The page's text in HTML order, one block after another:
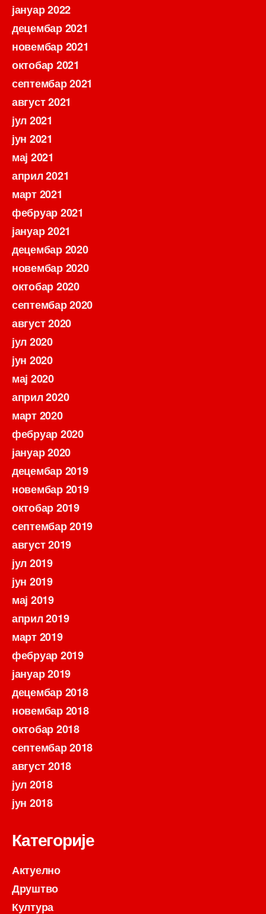
јануар 2022
децембар 2021
новембар 2021
октобар 2021
септембар 2021
август 2021
јул 2021
јун 2021
мај 2021
април 2021
март 2021
фебруар 2021
јануар 2021
децембар 2020
новембар 2020
октобар 2020
септембар 2020
август 2020
јул 2020
јун 2020
мај 2020
април 2020
март 2020
фебруар 2020
јануар 2020
децембар 2019
новембар 2019
октобар 2019
септембар 2019
август 2019
јул 2019
јун 2019
мај 2019
април 2019
март 2019
фебруар 2019
јануар 2019
децембар 2018
новембар 2018
октобар 2018
септембар 2018
август 2018
јул 2018
јун 2018
Категорије
Актуелно
Друштво
Култура